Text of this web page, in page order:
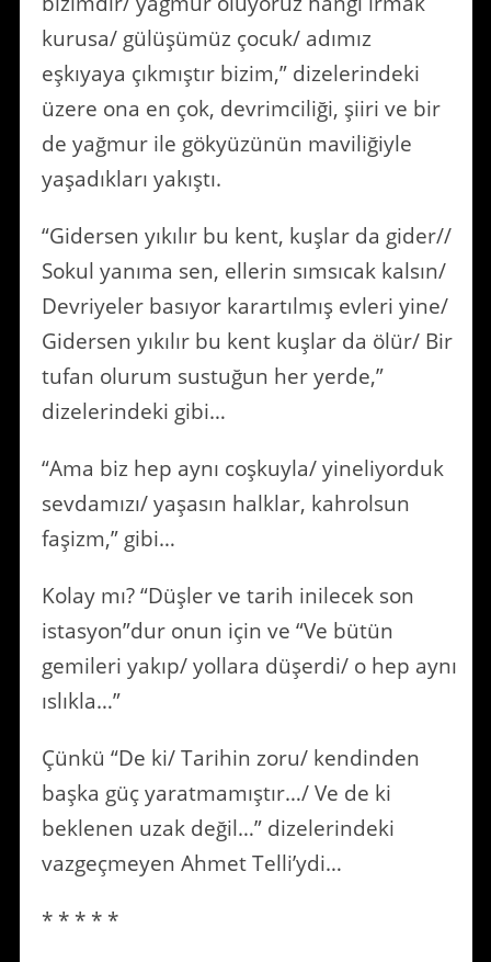
kurusa/ gülüşümüz çocuk/ adımız
eşkıyaya çıkmıştır bizim,” dizelerindeki
üzere ona en çok, devrimciliği, şiiri ve bir
de yağmur ile gökyüzünün maviliğiyle
yaşadıkları yakıştı.
“Gidersen yıkılır bu kent, kuşlar da gider//
Sokul yanıma sen, ellerin sımsıcak kalsın/
Devriyeler basıyor karartılmış evleri yine/
Gidersen yıkılır bu kent kuşlar da ölür/ Bir
tufan olurum sustuğun her yerde,”
dizelerindeki gibi…
“Ama biz hep aynı coşkuyla/ yineliyorduk
sevdamızı/ yaşasın halklar, kahrolsun
faşizm,” gibi…
Kolay mı? “Düşler ve tarih inilecek son
istasyon”dur onun için ve “Ve bütün
gemileri yakıp/ yollara düşerdi/ o hep aynı
ıslıkla…”
Çünkü “De ki/ Tarihin zoru/ kendinden
başka güç yaratmamıştır…/ Ve de ki
beklenen uzak değil…” dizelerindeki
vazgeçmeyen Ahmet Telli’ydi…
* * * * *